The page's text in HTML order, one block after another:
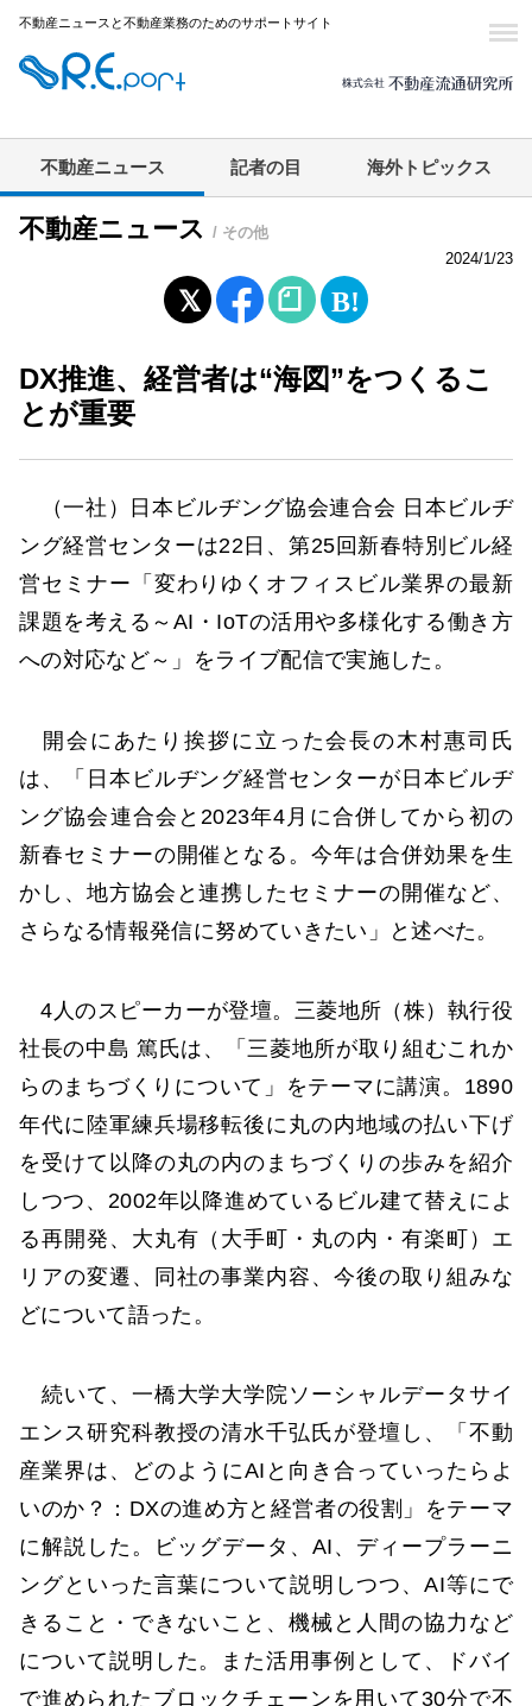
不動産ニュースと不動産業務のためのサポートサイト
不動産ニュース 記者の目 海外トピックス
不動産ニュース / その他
2024/1/23
DX推進、経営者は“海図”をつくるこ
とが重要
（一社）日本ビルヂング協会連合会 日本ビルヂ
ング経営センターは22日、第25回新春特別ビル経
営セミナー「変わりゆくオフィスビル業界の最新
課題を考える～AI・IoTの活用や多様化する働き方
への対応など～」をライブ配信で実施した。
開会にあたり挨拶に立った会長の木村惠司氏
は、「日本ビルヂング経営センターが日本ビルヂ
ング協会連合会と2023年4月に合併してから初の
新春セミナーの開催となる。今年は合併効果を生
かし、地方協会と連携したセミナーの開催など、
さらなる情報発信に努めていきたい」と述べた。
4人のスピーカーが登壇。三菱地所（株）執行役
社長の中島 篤氏は、「三菱地所が取り組むこれか
らのまちづくりについて」をテーマに講演。1890
年代に陸軍練兵場移転後に丸の内地域の払い下げ
を受けて以降の丸の内のまちづくりの歩みを紹介
しつつ、2002年以降進めているビル建て替えによ
る再開発、大丸有（大手町・丸の内・有楽町）エ
リアの変遷、同社の事業内容、今後の取り組みな
どについて語った。
続いて、一橋大学大学院ソーシャルデータサイ
エンス研究科教授の清水千弘氏が登壇し、「不動
産業界は、どのようにAIと向き合っていったらよ
いのか？：DXの進め方と経営者の役割」をテーマ
に解説した。ビッグデータ、AI、ディープラーニ
ングといった言葉について説明しつつ、AI等にで
きること・できないこと、機械と人間の協力など
について説明した。また活用事例として、ドバイ
で進められたブロックチェーンを用いて30分で不